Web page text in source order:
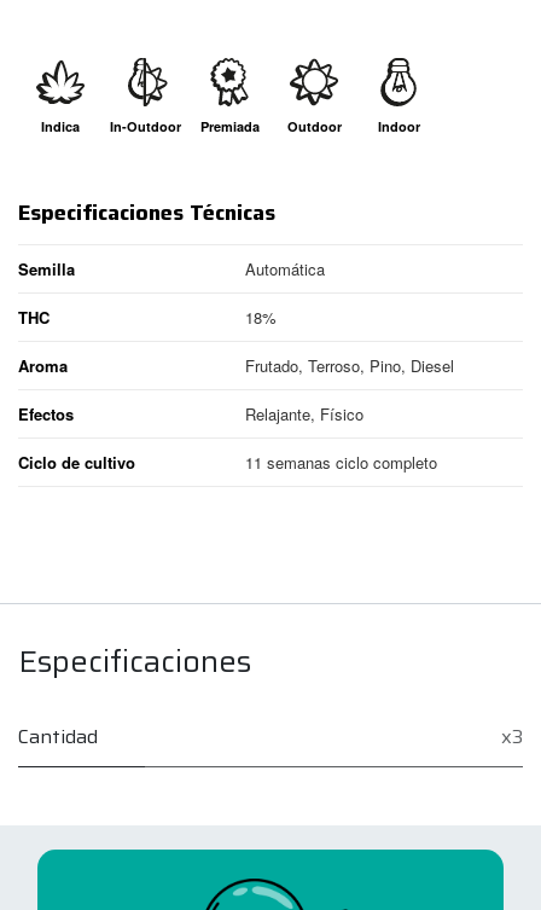
Indica In-Outdoor Premiada Outdoor Indoor
Especificaciones Técnicas
Semilla Automática
THC 18%
Aroma Frutado, Terroso, Pino, Diesel
Efectos Relajante, Físico
Ciclo de cultivo 11 semanas ciclo completo
Especificaciones
Cantidad x3